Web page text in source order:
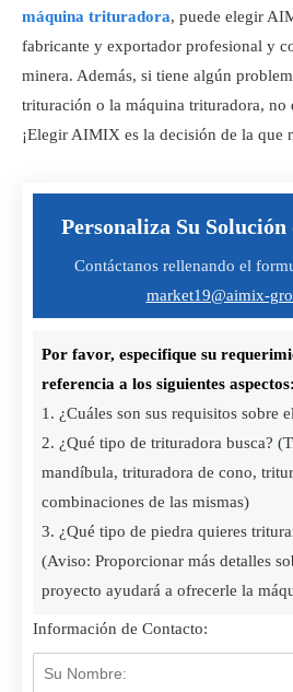
máquina trituradora, puede elegir
fabricante y exportador profesional y
minera. Además, si tiene algún
trituración o la máquina trituradora, no
¡Elegir AIMIX es la decisión de la que
Personaliza Su
Contáctanos rellenando el
market19@aimix-
Por favor, especifique su
referencia a los siguientes aspectos:
1. ¿Cuáles son sus requisitos sobre
2. ¿Qué tipo de trituradora busca?
mandíbula, trituradora de cono,
combinaciones de las mismas)
3. ¿Qué tipo de piedra quieres
(Aviso: Proporcionar más detalles
proyecto ayudará a ofrecerle la
Información de Contacto: